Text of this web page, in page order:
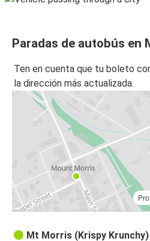
Paradas de autobús en
Ten en cuenta que tu boleto
la dirección más actualizada.
Mt Morris (Krispy Krunchy)